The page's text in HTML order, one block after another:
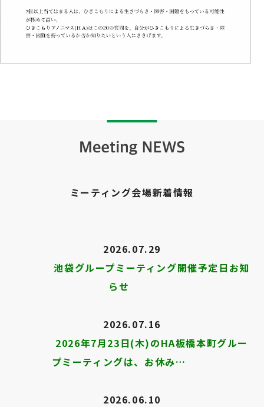
ミーティング会場新着情報
2026.07.29
池袋グループミーティング開催予定日お知
らせ
2026.07.16
2026年7月23日(木)のHA板橋本町グルー
プミーティングは、お休み…
2026.06.10